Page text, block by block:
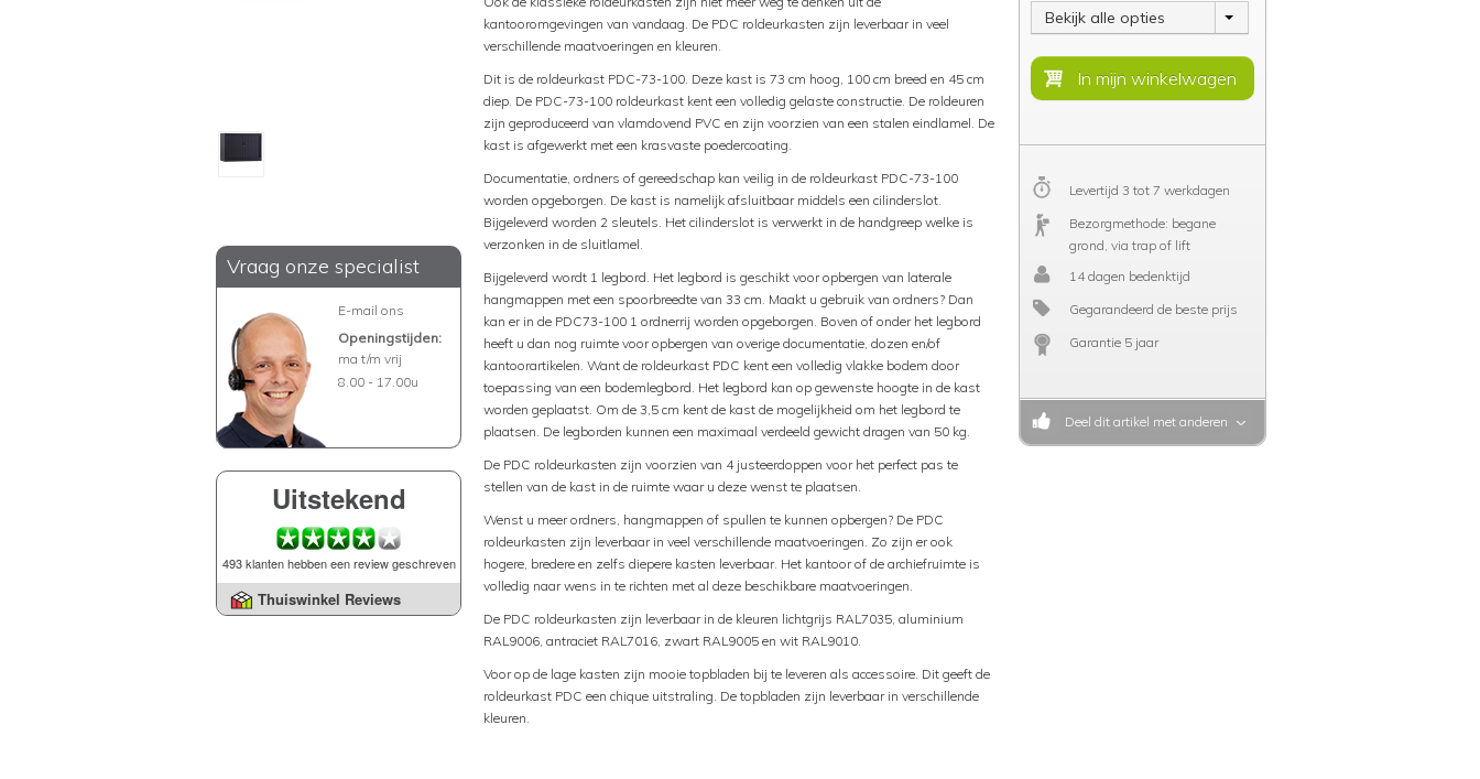
Vraag onze specialist
E-mail ons
Openingstijden:
ma t/m vrij
8.00 - 17.00u
Uitstekend
493 klanten hebben een review geschreven
Thuiswinkel Reviews
kantooromgevingen van vandaag. De PDC roldeurkasten zijn leverbaar in veel
verschillende maatvoeringen en kleuren.
Dit is de roldeurkast PDC-73-100. Deze kast is 73 cm hoog, 100 cm breed en 45 cm
diep. De PDC-73-100 roldeurkast kent een volledig gelaste constructie. De roldeuren
zijn geproduceerd van vlamdovend PVC en zijn voorzien van een stalen eindlamel. De
kast is afgewerkt met een krasvaste poedercoating.
Documentatie, ordners of gereedschap kan veilig in de roldeurkast PDC-73-100
worden opgeborgen. De kast is namelijk afsluitbaar middels een cilinderslot.
Bijgeleverd worden 2 sleutels. Het cilinderslot is verwerkt in de handgreep welke is
verzonken in de sluitlamel.
Bijgeleverd wordt 1 legbord. Het legbord is geschikt voor opbergen van laterale
hangmappen met een spoorbreedte van 33 cm. Maakt u gebruik van ordners? Dan
kan er in de PDC73-100 1 ordnerrij worden opgeborgen. Boven of onder het legbord
heeft u dan nog ruimte voor opbergen van overige documentatie, dozen en/of
kantoorartikelen. Want de roldeurkast PDC kent een volledig vlakke bodem door
toepassing van een bodemlegbord. Het legbord kan op gewenste hoogte in de kast
worden geplaatst. Om de 3,5 cm kent de kast de mogelijkheid om het legbord te
plaatsen. De legborden kunnen een maximaal verdeeld gewicht dragen van 50 kg.
De PDC roldeurkasten zijn voorzien van 4 justeerdoppen voor het perfect pas te
stellen van de kast in de ruimte waar u deze wenst te plaatsen.
Wenst u meer ordners, hangmappen of spullen te kunnen opbergen? De PDC
roldeurkasten zijn leverbaar in veel verschillende maatvoeringen. Zo zijn er ook
hogere, bredere en zelfs diepere kasten leverbaar. Het kantoor of de archiefruimte is
volledig naar wens in te richten met al deze beschikbare maatvoeringen.
De PDC roldeurkasten zijn leverbaar in de kleuren lichtgrijs RAL7035, aluminium
RAL9006, antraciet RAL7016, zwart RAL9005 en wit RAL9010.
Voor op de lage kasten zijn mooie topbladen bij te leveren als accessoire. Dit geeft de
roldeurkast PDC een chique uitstraling. De topbladen zijn leverbaar in verschillende
kleuren.
Bekijk alle opties
Levertijd 3 tot 7 werkdagen
Bezorgmethode: begane
grond, via trap of lift
14 dagen bedenktijd
Gegarandeerd de beste prijs
Garantie 5 jaar
Deel dit artikel met anderen